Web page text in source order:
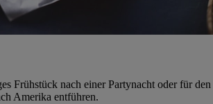
Frühstück nach einer Partynacht oder für
Amerika entführen.